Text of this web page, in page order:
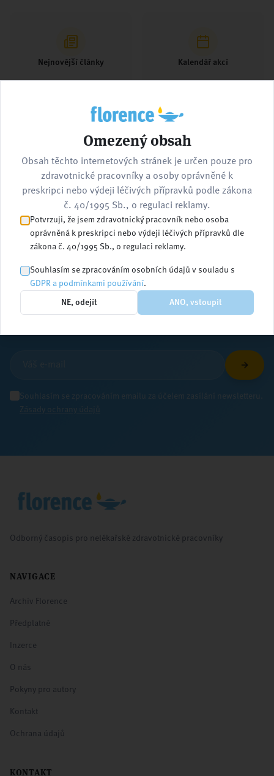
Nejnovější články Kalendář akcí
Zůstaňte v obraze
Přihlaste se k odběru newsletteru a dostávejte
Souhlasím se zpracováním emailu za účelem zasílání newsletteru.
Zásady ochrany údajů
Odborný časopis pro nelékařské zdravotnické pracovníky
NAVIGACE
Archiv Florence
Předplatné
Inzerce
O nás
Pokyny pro autory
Kontakt
Ochrana údajů
KONTAKT
Omezený obsah
Obsah těchto internetových stránek je určen pouze pro
zdravotnické pracovníky a osoby oprávněné k
preskripci nebo výdeji léčivých přípravků podle zákona
č. 40/1995 Sb., o regulaci reklamy.
Potvrzuji, že jsem zdravotnický pracovník nebo osoba
oprávněná k preskripci nebo výdeji léčivých přípravků dle
zákona č. 40/1995 Sb., o regulaci reklamy.
Souhlasím se zpracováním osobních údajů v souladu s
GDPR a podmínkami používání.
NE, odejít ANO, vstoupit